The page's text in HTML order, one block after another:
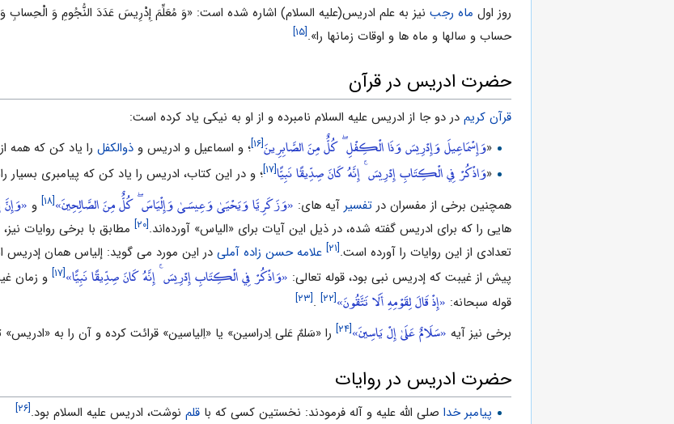
روز اول ماه رجب نیز به علم ادریس(علیه السلام) اشاره شده است: «وَ مُعَلِّمَ إِدْرِیسَ عَدَدَ النُّجُومِ وَ الْحِسابِ
حساب و سالها و ماه ها و اوقات زمانها را».[۱۵]
حضرت ادریس در قرآن
قرآن کریم در دو جا از ادریس علیه السلام نامبرده و از او به نیکى یاد کرده است:
«وَإِسْمَاعِيلَ وَإِدْرِيسَ وَذَا الْكِفْلِ ۖ كُلٌّ مِنَ الصَّابِرِينَ[۱۶] ؛ و اسماعیل و ادریس و ذوالکفلرا یاد کن که همه
«وَاذْكُرْ فِي الْكِتَابِ إِدْرِيسَ ۚ إِنَّهُ كَانَ صِدِّيقًا نَبِيًّا[۱۷]
؛ و در این کتاب، ادریس را یاد کن که پیامبرى بسیار
همچنین برخى از مفسران در تفسیر آیه ‌هاى: «وَزَكَرِيَّا وَيَحْيَىٰ وَعِيسَىٰ وَإِلْيَاسَ ۖ كُلٌّ مِنَ الصَّالِحِينَ»[۱۸] و «وَإِنَّ
‌هایى را که براى ادریس گفته شده، در ذیل این آیات براى «الیاس» آورده‌اند.[۲۰]
مطابق با برخی روایات
تعدادی از این روایات را آورده است.[۲۱] علامه حسن زاده آملی در این مورد می گوید: إلیاس همان إدریس
پیش از غیبت که إدریس‏ نبى بود، قوله تعالى: «وَاذْكُرْ فِي الْكِتَابِ إِدْرِيسَ ۚ إِنَّهُ كَانَ صِدِّيقًا نَبِيًّا»[۱۷] و زمان غیبتش ۳۶۵ سال بوده
قوله سبحانه: «إِذْ قَالَ لِقَوْمِهِ أَلَا تَتَّقُونَ»[۲۲] .[۲۳]
برخى نیز آیه «سَلَامٌ عَلَىٰ إِلْ يَاسِينَ»[۲۴] را «سَلمٌ عَلى اِدراسین» یا «اِلیاسین» قرائت کرده و آن را به «ادریس»
حضرت ادریس در روایات
پیامبر خداصلی الله علیه و آله فرمودند: نخستین کسی که با قلمنوشت، ادریس علیه السلام بود.[۲۶]